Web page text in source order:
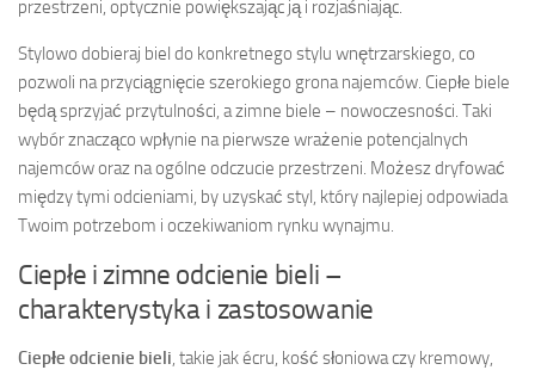
przestrzeni, optycznie powiększając ją i rozjaśniając.
Stylowo dobieraj biel do konkretnego stylu wnętrzarskiego, co
pozwoli na przyciągnięcie szerokiego grona najemców. Ciepłe biele
będą sprzyjać przytulności, a zimne biele – nowoczesności. Taki
wybór znacząco wpłynie na pierwsze wrażenie potencjalnych
najemców oraz na ogólne odczucie przestrzeni. Możesz dryfować
między tymi odcieniami, by uzyskać styl, który najlepiej odpowiada
Twoim potrzebom i oczekiwaniom rynku wynajmu.
Ciepłe i zimne odcienie bieli –
charakterystyka i zastosowanie
Ciepłe odcienie bieli , takie jak écru, kość słoniowa czy kremowy,